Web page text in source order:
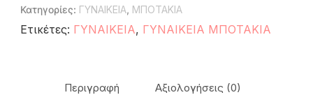
Κατηγορίες: ΓΥΝΑΙΚΕΙΑ, ΜΠΟΤΑΚΙΑ
Ετικέτες: ΓΥΝΑΙΚΕΙΑ, ΓΥΝΑΙΚΕΙΑ ΜΠΟΤΑΚΙΑ
Περιγραφή Αξιολογήσεις (0)